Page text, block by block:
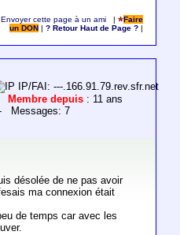
Envoyer cette page à un ami |
Faire
un DON
|? Retour Haut de Page ?
IP/FAI: ---.166.91.79.rev.sfr.net
Membre depuis : 11 ans
Messages: 7
désolée de ne pas avoir
ma connexion était
de temps car avec les